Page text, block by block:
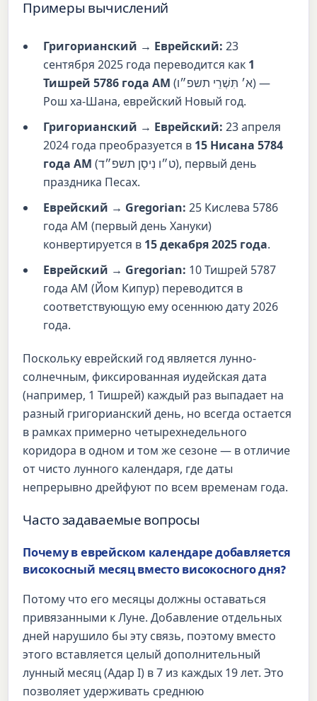
Примеры вычислений
Григорианский → Еврейский: 23
сентября 2025 года переводится как 1
Тишрей 5786 года AM (א׳ תִּשְׁרֵי תשפ״ו) —
Рош ха-Шана, еврейский Новый год.
Григорианский → Еврейский: 23 апреля
2024 года преобразуется в 15 Нисана 5784
года AM (ט״ו נִיסָן תשפ״ד), первый день
праздника Песах.
Еврейский → Gregorian: 25 Кислева 5786
года AM (первый день Хануки)
конвертируется в 15 декабря 2025 года.
Еврейский → Gregorian: 10 Тишрей 5787
года AM (Йом Кипур) переводится в
соответствующую ему осеннюю дату 2026
года.
Поскольку еврейский год является лунно-
солнечным, фиксированная иудейская дата
(например, 1 Тишрей) каждый раз выпадает на
разный григорианский день, но всегда остается
в рамках примерно четырехнедельного
коридора в одном и том же сезоне — в отличие
от чисто лунного календаря, где даты
непрерывно дрейфуют по всем временам года.
Часто задаваемые вопросы
Почему в еврейском календаре добавляется
високосный месяц вместо високосного дня?
Потому что его месяцы должны оставаться
привязанными к Луне. Добавление отдельных
дней нарушило бы эту связь, поэтому вместо
этого вставляется целый дополнительный
лунный месяц (Адар I) в 7 из каждых 19 лет. Это
позволяет удерживать среднюю